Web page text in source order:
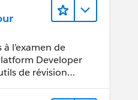
l’examen de
Developer
de révision